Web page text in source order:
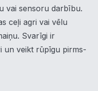
vai sensoru darbību.
ceļi agri vai vēlu
Svarīgi ir
un veikt rūpīgu pirms-